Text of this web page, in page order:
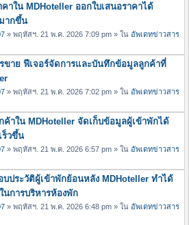
คาใน MDHoteller ออกใบเสนอราคาได้
ากขึ้น
» พฤหัสฯ. 21 พ.ค. 2026 7:09 pm » ใน อัพเดทข่าวสาร
ขาย ฟีเจอร์จัดการและบันทึกข้อมูลลูกค้าที่
» พฤหัสฯ. 21 พ.ค. 2026 7:02 pm » ใน อัพเดทข่าวสาร
ค้าใน MDHoteller จัดเก็บข้อมูลผู้เข้าพักได้
ร็วขึ้น
» พฤหัสฯ. 21 พ.ค. 2026 6:57 pm » ใน อัพเดทข่าวสาร
ประวัติผู้เข้าพักย้อนหลัง MDHoteller ทำได้
นการบริหารห้องพัก
» พฤหัสฯ. 21 พ.ค. 2026 6:48 pm » ใน อัพเดทข่าวสาร